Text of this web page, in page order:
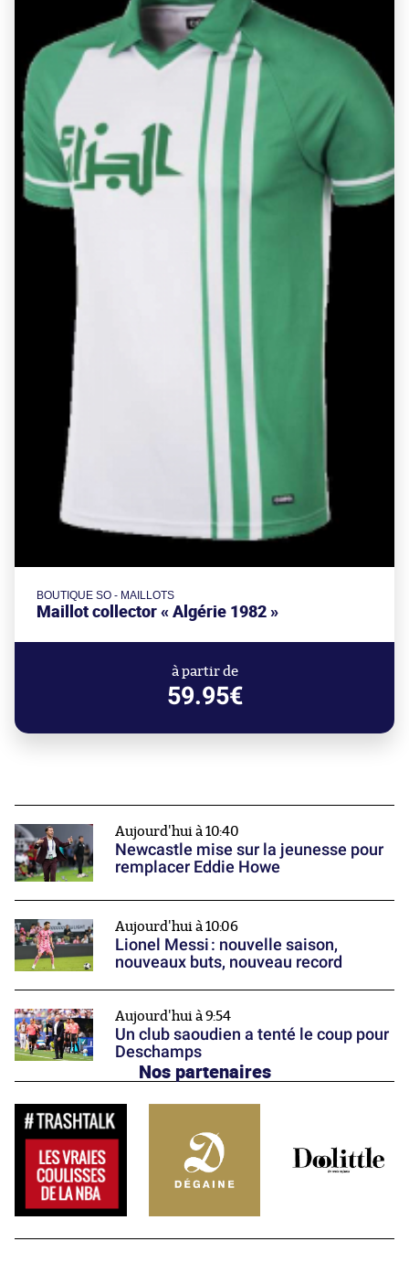
BOUTIQUE SO - MAILLOTS
Maillot collector « Algérie 1982 »
à partir de
59.95€
Aujourd'hui à 10:40
Newcastle mise sur la jeunesse pour
remplacer Eddie Howe
Aujourd'hui à 10:06
Lionel Messi : nouvelle saison,
nouveaux buts, nouveau record
Aujourd'hui à 9:54
Un club saoudien a tenté le coup pour
Deschamps
Nos partenaires